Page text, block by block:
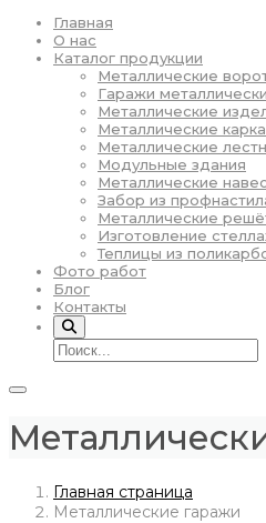
Главная
О нас
Каталог продукции
Металлические
Гаражи
Металлические
Металлические
Металлические
Модульные здания
Металлические
Забор из
Металлические
Изготовление
Теплицы из
Фото работ
Блог
Контакты
Главная страница
Металлические гаражи